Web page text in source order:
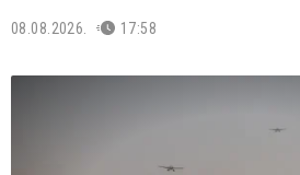
08.08.2026. 17:58